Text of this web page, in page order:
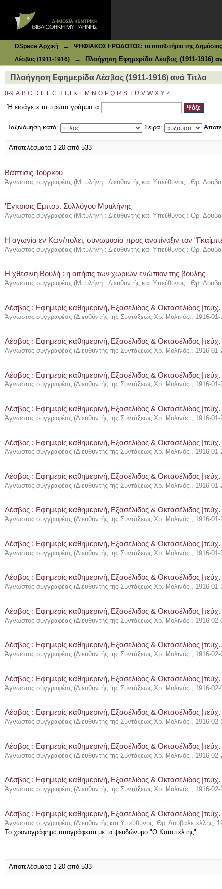
DSpace Αρχική →
ΨΗΦΙΑΚΟΣ ΗΡΟΔΟΤΟΣ: το αποθετήριο της Δημόσιας
Λέσβος (1911-1916)
→ Πλοήγηση Εφημερίδα Λέσβος (1911-1916)
Πλοήγηση Εφημερίδα Λέσβος (1911-1916) ανά Τίτλο
0-9 A B C D E F G H J K L M N O P Q R S T U V W X Y Z
Ή εισάγετε τα πρώτα γράμματα:
Ταξινόμηση κατά: Σειρά:
Αποτελέσματα 1-20 από 533
Βάπτισις Τούρκου
Άγνωστος συγγραφέας (Μιτυλήνη : Διευθυντής και Υπεύθυνος : Θρ.
'Εγκρισις Εμπορ. Συλλόγου Μυτιλήνης
Άγνωστος συγγραφέας (Μιτυλήνη : Διευθυντής και Υπεύθυνος : Θρ.
Η αγωνία εν Κων/πολει, συνωμοσία προς ανατίναξιν τον
Άγνωστος συγγραφέας (Μιτυλήνη : Διευθυντής και Υπεύθυνος : Θρ.
Η χθεσινή Βουλή : η αιτήσις των χωριών ενώπιον της βουλής
Άγνωστος συγγραφέας (Μιτυλήνη : Διευθυντής και Υπεύθυνος : Θρ.
Λέσβος : Eφημερίς καθημερινή, Εξασέλιδος & Οκτασέλιδος
Άγνωστος συγγραφέας (Διευθυντής της Συντάξεως Χρ. Μολινός., 1916-01-
Λέσβος : Eφημερίς καθημερινή, Εξασέλιδος & Οκτασέλιδος
Άγνωστος συγγραφέας (Διευθυντής της Συντάξεως Χρ. Μολινός., 1916-01-
Λέσβος : Eφημερίς καθημερινή, Εξασέλιδος & Οκτασέλιδος
Άγνωστος συγγραφέας (Διευθυντής της Συντάξεως Χρ. Μολινός., 1916-01-
Λέσβος : Eφημερίς καθημερινή, Εξασέλιδος & Οκτασέλιδος
Άγνωστος συγγραφέας (Διευθυντής της Συντάξεως Χρ. Μολινός., 1916-01-
Λέσβος : Eφημερίς καθημερινή, Εξασέλιδος & Οκτασέλιδος
Άγνωστος συγγραφέας (Διευθυντής της Συντάξεως Χρ. Μολινός., 1916-01-
Λέσβος : Eφημερίς καθημερινή, Εξασέλιδος & Οκτασέλιδος
Άγνωστος συγγραφέας (Διευθυντής της Συντάξεως Χρ. Μολινός., 1916-01-
Λέσβος : Eφημερίς καθημερινή, Εξασέλιδος & Οκτασέλιδος
Άγνωστος συγγραφέας (Διευθυντής της Συντάξεως Χρ. Μολινός., 1916-01-
Λέσβος : Eφημερίς καθημερινή, Εξασέλιδος & Οκτασέλιδος
Άγνωστος συγγραφέας (Διευθυντής της Συντάξεως Χρ. Μολινός., 1916-01-
Λέσβος : Eφημερίς καθημερινή, Εξασέλιδος & Οκτασέλιδος
Άγνωστος συγγραφέας (Διευθυντής της Συντάξεως Χρ. Μολινός., 1916-01-
Λέσβος : Eφημερίς καθημερινή, Εξασέλιδος & Οκτασέλιδος
Άγνωστος συγγραφέας (Διευθυντής της Συντάξεως Χρ. Μολινός., 1916-02-
Λέσβος : Eφημερίς καθημερινή, Εξασέλιδος & Οκτασέλιδος
Άγνωστος συγγραφέας (Διευθυντής της Συντάξεως Χρ. Μολινός., 1916-02-
Λέσβος : Eφημερίς καθημερινή, Εξασέλιδος & Οκτασέλιδος
Άγνωστος συγγραφέας (Διευθυντής της Συντάξεως Χρ. Μολινός., 1916-02-
Λέσβος : Eφημερίς καθημερινή, Εξασέλιδος & Οκτασέλιδος
Άγνωστος συγγραφέας (Διευθυντής της Συντάξεως Χρ. Μολινός., 1916-02-
Λέσβος : Eφημερίς καθημερινή, Εξασέλιδος & Οκτασέλιδος
Άγνωστος συγγραφέας (Διευθυντής της Συντάξεως Χρ. Μολινός., 1916-02-
Λέσβος : Eφημερίς καθημερινή, Εξασέλιδος & Οκτασέλιδος
Άγνωστος συγγραφέας (Διευθυντής της Συντάξεως Χρ. Μολινός., 1916-02-
Λέσβος : Eφημερίς καθημερινή, Εξασέλιδος & Οκτασέλιδος
Άγνωστος συγγραφέας (Διευθυντής και Υπεύθυνος: Θρ. Δουβαλετέλλης,
Το χρονογράφημα υπογράφεται με το ψευδώνυμο "Ο Καταπέλτης"
Αποτελέσματα 1-20 από 533